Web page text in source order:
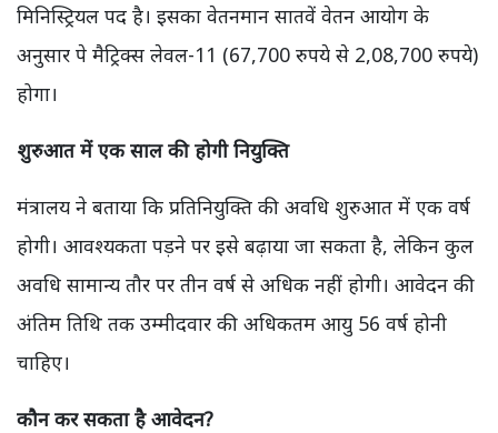
मिनिस्ट्रियल पद है। इसका वेतनमान सातवें वेतन आयोग के
अनुसार पे मैट्रिक्स लेवल-11 (67,700 रुपये से 2,08,700 रुपये)
होगा।
शुरुआत में एक साल की होगी नियुक्ति
मंत्रालय ने बताया कि प्रतिनियुक्ति की अवधि शुरुआत में एक वर्ष
होगी। आवश्यकता पड़ने पर इसे बढ़ाया जा सकता है, लेकिन कुल
अवधि सामान्य तौर पर तीन वर्ष से अधिक नहीं होगी। आवेदन की
अंतिम तिथि तक उम्मीदवार की अधिकतम आयु 56 वर्ष होनी
चाहिए।
कौन कर सकता है आवेदन?